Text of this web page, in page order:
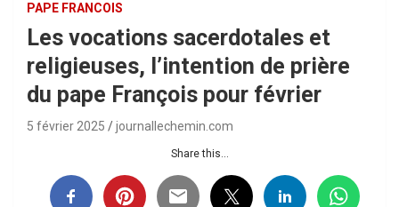
PAPE FRANCOIS
Les vocations sacerdotales et
religieuses, l’intention de prière
du pape François pour février
5 février 2025 journallechemin.com
Share this...